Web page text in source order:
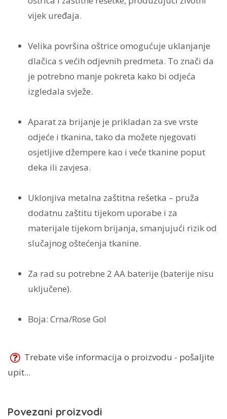
vijek uređaja.
Velika površina oštrice omogućuje uklanjanje
dlačica s većih odjevnih predmeta. To znači da
je potrebno manje pokreta kako bi odjeća
izgledala svježe.
Aparat za brijanje je prikladan za sve vrste
odjeće i tkanina, tako da možete njegovati
osjetljive džempere kao i veće tkanine poput
deka ili zavjesa.
Uklonjiva metalna zaštitna rešetka – pruža
dodatnu zaštitu tijekom uporabe i za
materijale tijekom brijanja, smanjujući rizik od
slučajnog oštećenja tkanine.
Za rad su potrebne 2 AA baterije (baterije nisu
uključene).
Boja: Crna/Rose Gol
Trebate više informacija o proizvodu - pošaljite
upit...
Povezani proizvodi